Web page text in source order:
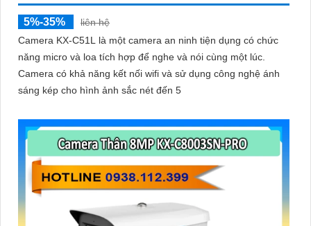
5%-35%
liên hệ
Camera KX-C51L là một camera an ninh tiện dụng có chức
năng micro và loa tích hợp để nghe và nói cùng một lúc.
Camera có khả năng kết nối wifi và sử dụng công nghệ ánh
sáng kép cho hình ảnh sắc nét đến 5